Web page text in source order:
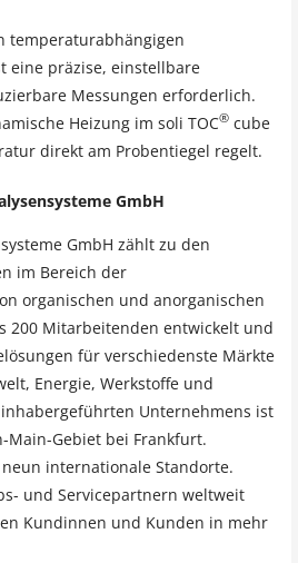
temperaturabhängigen
eine präzise, einstellbare
Messungen erforderlich.
Heizung im soli TOC®cube
direkt am Probentiegel regelt.
GmbH
GmbH zählt zu den
im Bereich der
organischen und anorganischen
200 Mitarbeitenden entwickelt und
für verschiedenste Märkte
Energie, Werkstoffe und
Unternehmens ist
Main-Gebiet bei Frankfurt.
internationale Standorte.
und Servicepartnern weltweit
Kundinnen und Kunden in mehr